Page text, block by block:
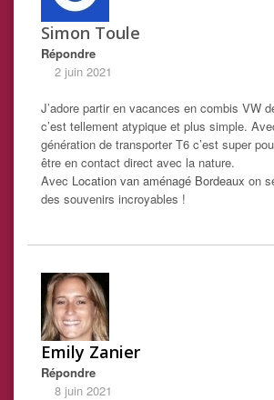
Simon Toule
Répondre
2 juin 2021
J’adore partir en vacances en combis VW
c’est tellement atypique et plus simple.
génération de transporter T6 c’est super
être en contact direct avec la nature.
Avec Location van aménagé Bordeaux on
des souvenirs incroyables !
Emily Zanier
Répondre
8 juin 2021